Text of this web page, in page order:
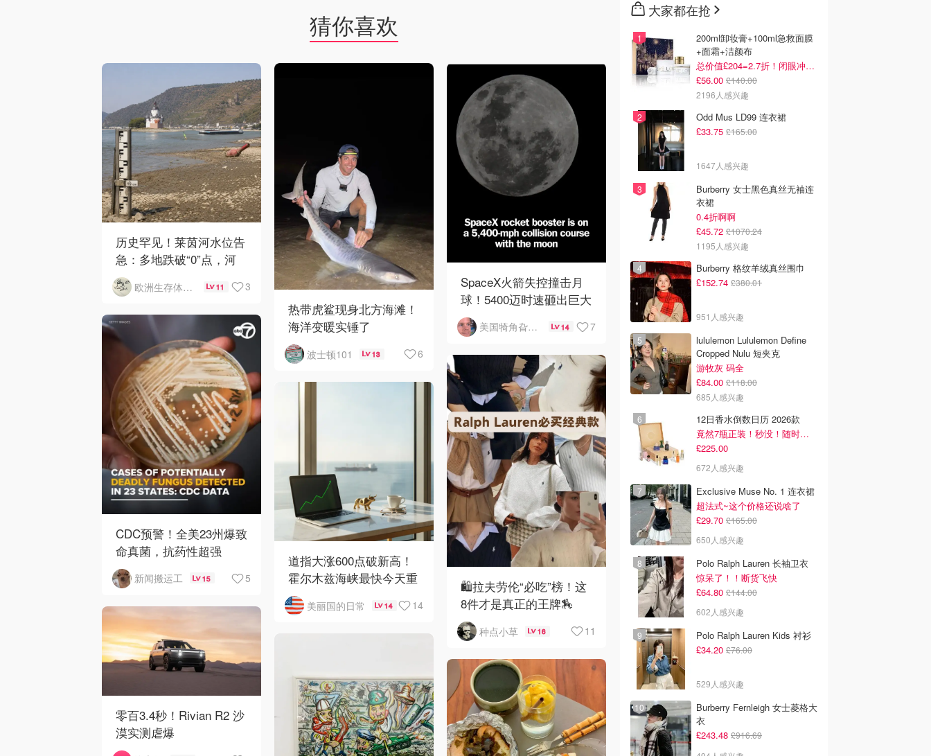
猜你喜欢
历史罕见！莱茵河水位告
急：多地跌破“0”点，河
床惊现二战炸弹！
欧洲生存体验服 11 3
热带虎鲨现身北方海滩！
海洋变暖实锤了
波士顿101 13 6
SpaceX火箭失控撞击月
球！5400迈时速砸出巨大
陨石坑
美国犄角旮旯新鲜事 14 7
CDC预警！全美23州爆致
命真菌，抗药性超强
新闻搬运工 15 5
🛍️拉夫劳伦“必吃”榜！这
8件才是真正的王牌🏇
种点小草 16 11
道指大涨600点破新高！
霍尔木兹海峡最快今天重
开
美丽国的日常 14 14
零百3.4秒！Rivian R2 沙
漠实测虐爆
大家都在抢
200ml卸妆膏+100ml急救面膜
+面霜+洁颜布
总价值£204=2.7折！闭眼冲这套！
£56.00 £140.00
2196人感兴趣
Odd Mus LD99 连衣裙
£33.75 £165.00
1647人感兴趣
Burberry 女士黑色真丝无袖连
衣裙
0.4折啊啊
£45.72 £1070.24
1195人感兴趣
Burberry 格纹羊绒真丝围巾
£152.74 £380.01
951人感兴趣
lululemon Lululemon Define
Cropped Nulu 短夹克
游牧灰 码全
£84.00 £118.00
685人感兴趣
12日香水倒数日历 2026款
竟然7瓶正装！秒没！随时补货蹲！！！
£225.00
672人感兴趣
Exclusive Muse No. 1 连衣裙
超法式~这个价格还说啥了
£29.70 £165.00
650人感兴趣
Polo Ralph Lauren 长袖卫衣
惊呆了！！断货飞快
£64.80 £144.00
602人感兴趣
Polo Ralph Lauren Kids 衬衫
£34.20 £76.00
529人感兴趣
Burberry Fernleigh 女士菱格大
衣
£243.48 £916.69